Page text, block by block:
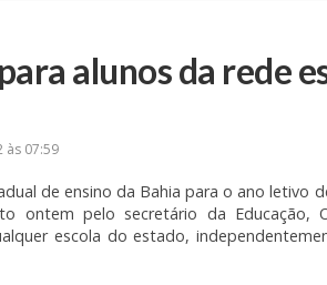
alunos da rede
às 07:59
de ensino da Bahia para o ano letivo
ontem pelo secretário da Educação,
escola do estado,